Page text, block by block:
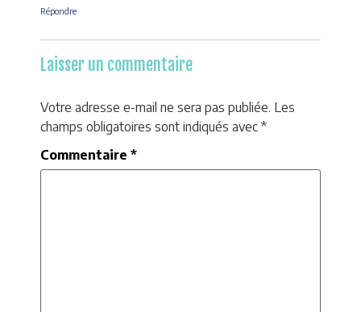
Répondre
Laisser un commentaire
Votre adresse e-mail ne sera pas publiée. Les
champs obligatoires sont indiqués avec *
Commentaire *